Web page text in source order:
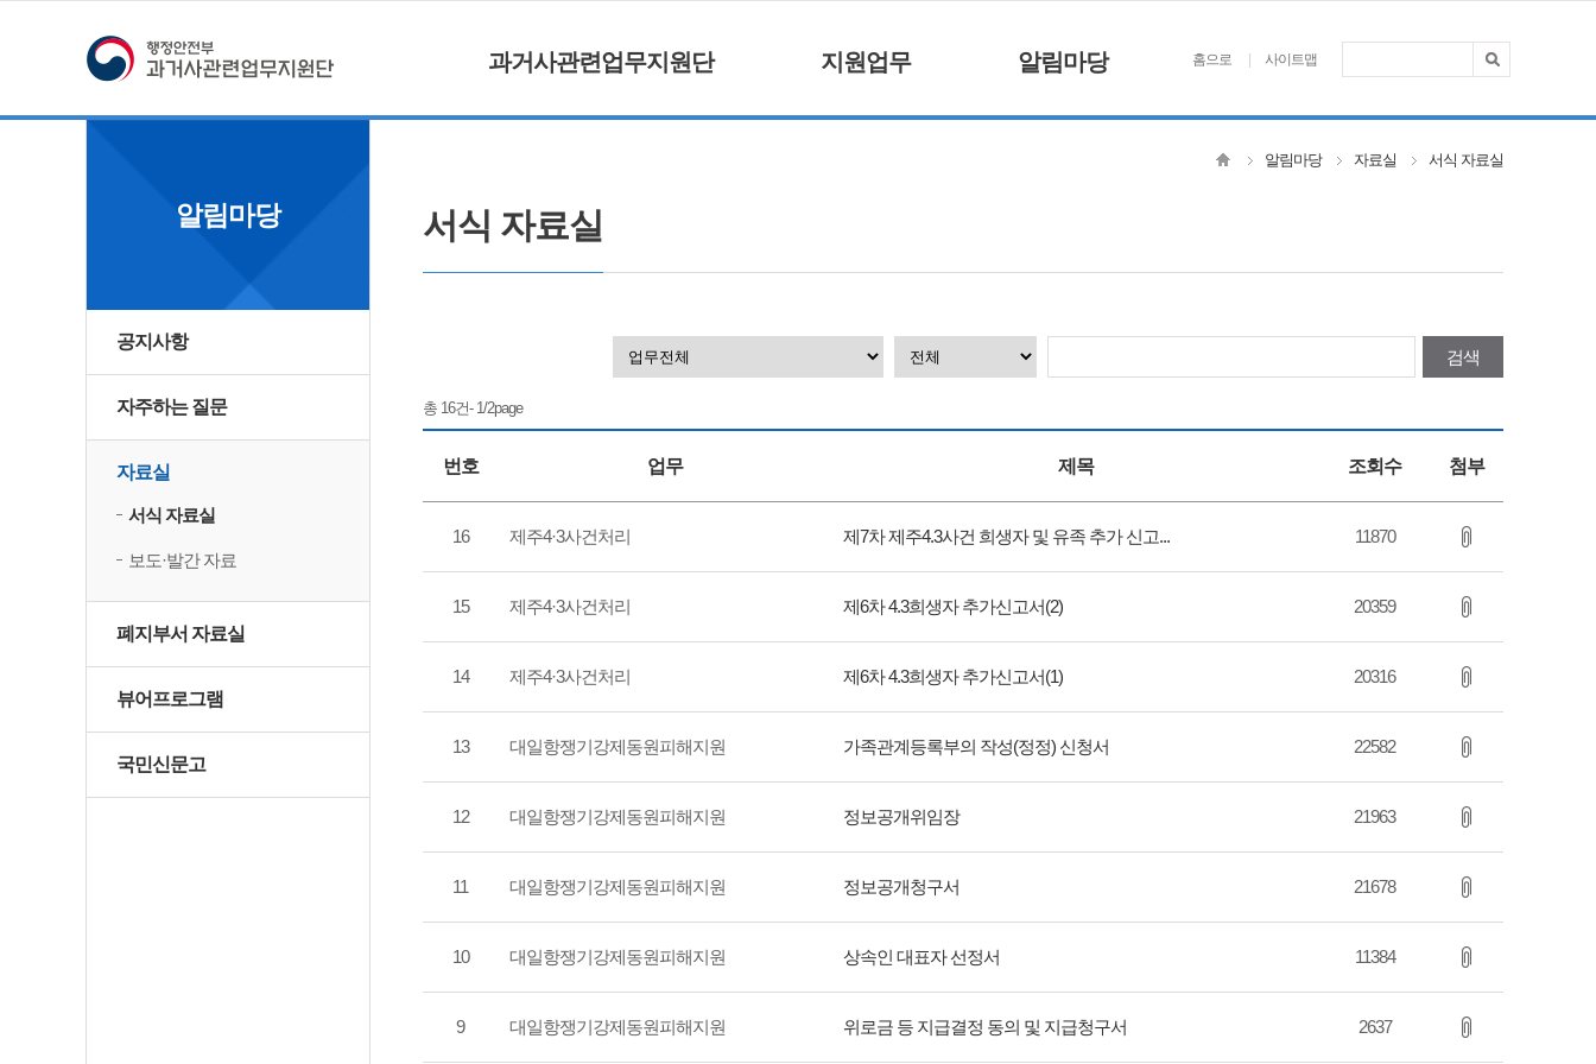
과거사관련업무지원단 지원업무 알림마당 홈으로 사이트맵
알림마당
공지사항
자주하는 질문
자료실
서식 자료실
보도·발간 자료
폐지부서 자료실
뷰어프로그램
국민신문고
알림마당 자료실 서식 자료실
서식 자료실
총 16건- 1/2page
검색
번호 업무 제목 조회수 첨부
16 제주4·3사건처리 제7차 제주4.3사건 희생자 및 유족 추가 신고... 11870
15 제주4·3사건처리 제6차 4.3희생자 추가신고서(2) 20359
14 제주4·3사건처리 제6차 4.3희생자 추가신고서(1) 20316
13 대일항쟁기강제동원피해지원 가족관계등록부의 작성(정정) 신청서 22582
12 대일항쟁기강제동원피해지원 정보공개위임장 21963
11 대일항쟁기강제동원피해지원 정보공개청구서 21678
10 대일항쟁기강제동원피해지원 상속인 대표자 선정서 11384
9 대일항쟁기강제동원피해지원 위로금 등 지급결정 동의 및 지급청구서 2637